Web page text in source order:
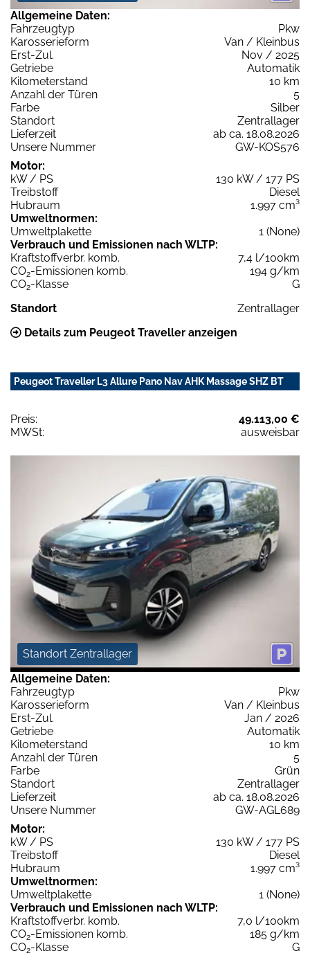
Allgemeine Daten:
Fahrzeugtyp
Pkw
Karosserieform
Van / Kleinbus
Erst-Zul.
Nov / 2025
Getriebe
Automatik
Kilometerstand
10 km
Anzahl der Türen
5
Farbe
Silber
Standort
Zentrallager
Lieferzeit
ab ca. 18.08.2026
Unsere Nummer
GW-KOS576
Motor:
kW / PS
130 kW / 177 PS
Treibstoff
Diesel
Hubraum
1.997 cm³
Umweltnormen:
Umweltplakette
1 (None)
Verbrauch und Emissionen nach WLTP:
Kraftstoffverbr. komb.
7,4 l/100km
CO2-Emissionen komb.
194 g/km
CO2-Klasse
G
Standort
Zentrallager
Details zum Peugeot Traveller anzeigen
Peugeot Traveller L3 Allure Pano Nav AHK Massage SHZ BT
Preis:
49.113,00 €
MWSt:
ausweisbar
Standort Zentrallager
Allgemeine Daten:
Fahrzeugtyp
Pkw
Karosserieform
Van / Kleinbus
Erst-Zul.
Jan / 2026
Getriebe
Automatik
Kilometerstand
10 km
Anzahl der Türen
5
Farbe
Grün
Standort
Zentrallager
Lieferzeit
ab ca. 18.08.2026
Unsere Nummer
GW-AGL689
Motor:
kW / PS
130 kW / 177 PS
Treibstoff
Diesel
Hubraum
1.997 cm³
Umweltnormen:
Umweltplakette
1 (None)
Verbrauch und Emissionen nach WLTP:
Kraftstoffverbr. komb.
7,0 l/100km
CO2-Emissionen komb.
185 g/km
CO2-Klasse
G